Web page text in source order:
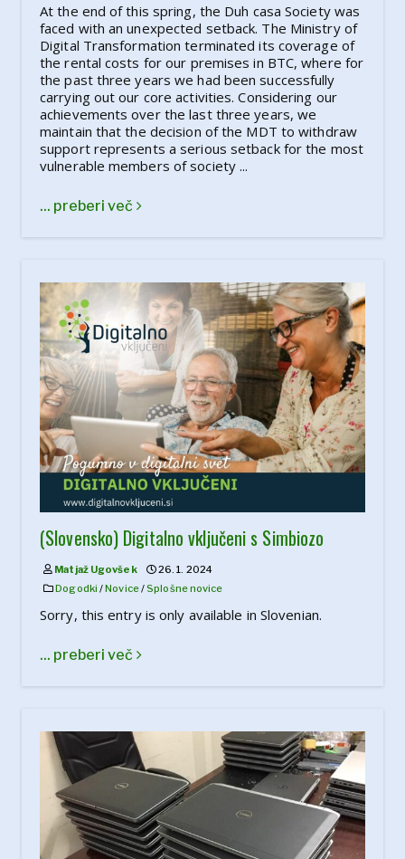
At the end of this spring, the Duh casa Society was
faced with an unexpected setback. The Ministry of
Digital Transformation terminated its coverage of
the rental costs for our premises in BTC, where for
the past three years we had been successfully
carrying out our core activities. Considering our
achievements over the last three years, we
maintain that the decision of the MDT to withdraw
support represents a serious setback for the most
vulnerable members of society ...
... preberi več
(Slovensko) Digitalno vključeni s Simbiozo
Matjaž Ugovšek
26. 1. 2024
Dogodki /Novice/Splošne novice
Sorry, this entry is only available in Slovenian.
... preberi več